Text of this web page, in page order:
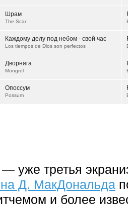
Шрам
The Scar
Каждому делу под небом - свой час
Los tiempos de Dios son perfectos
Дворняга
Mongrel
Опоссум
Possum
уже третья
Д. МакДональда
и более